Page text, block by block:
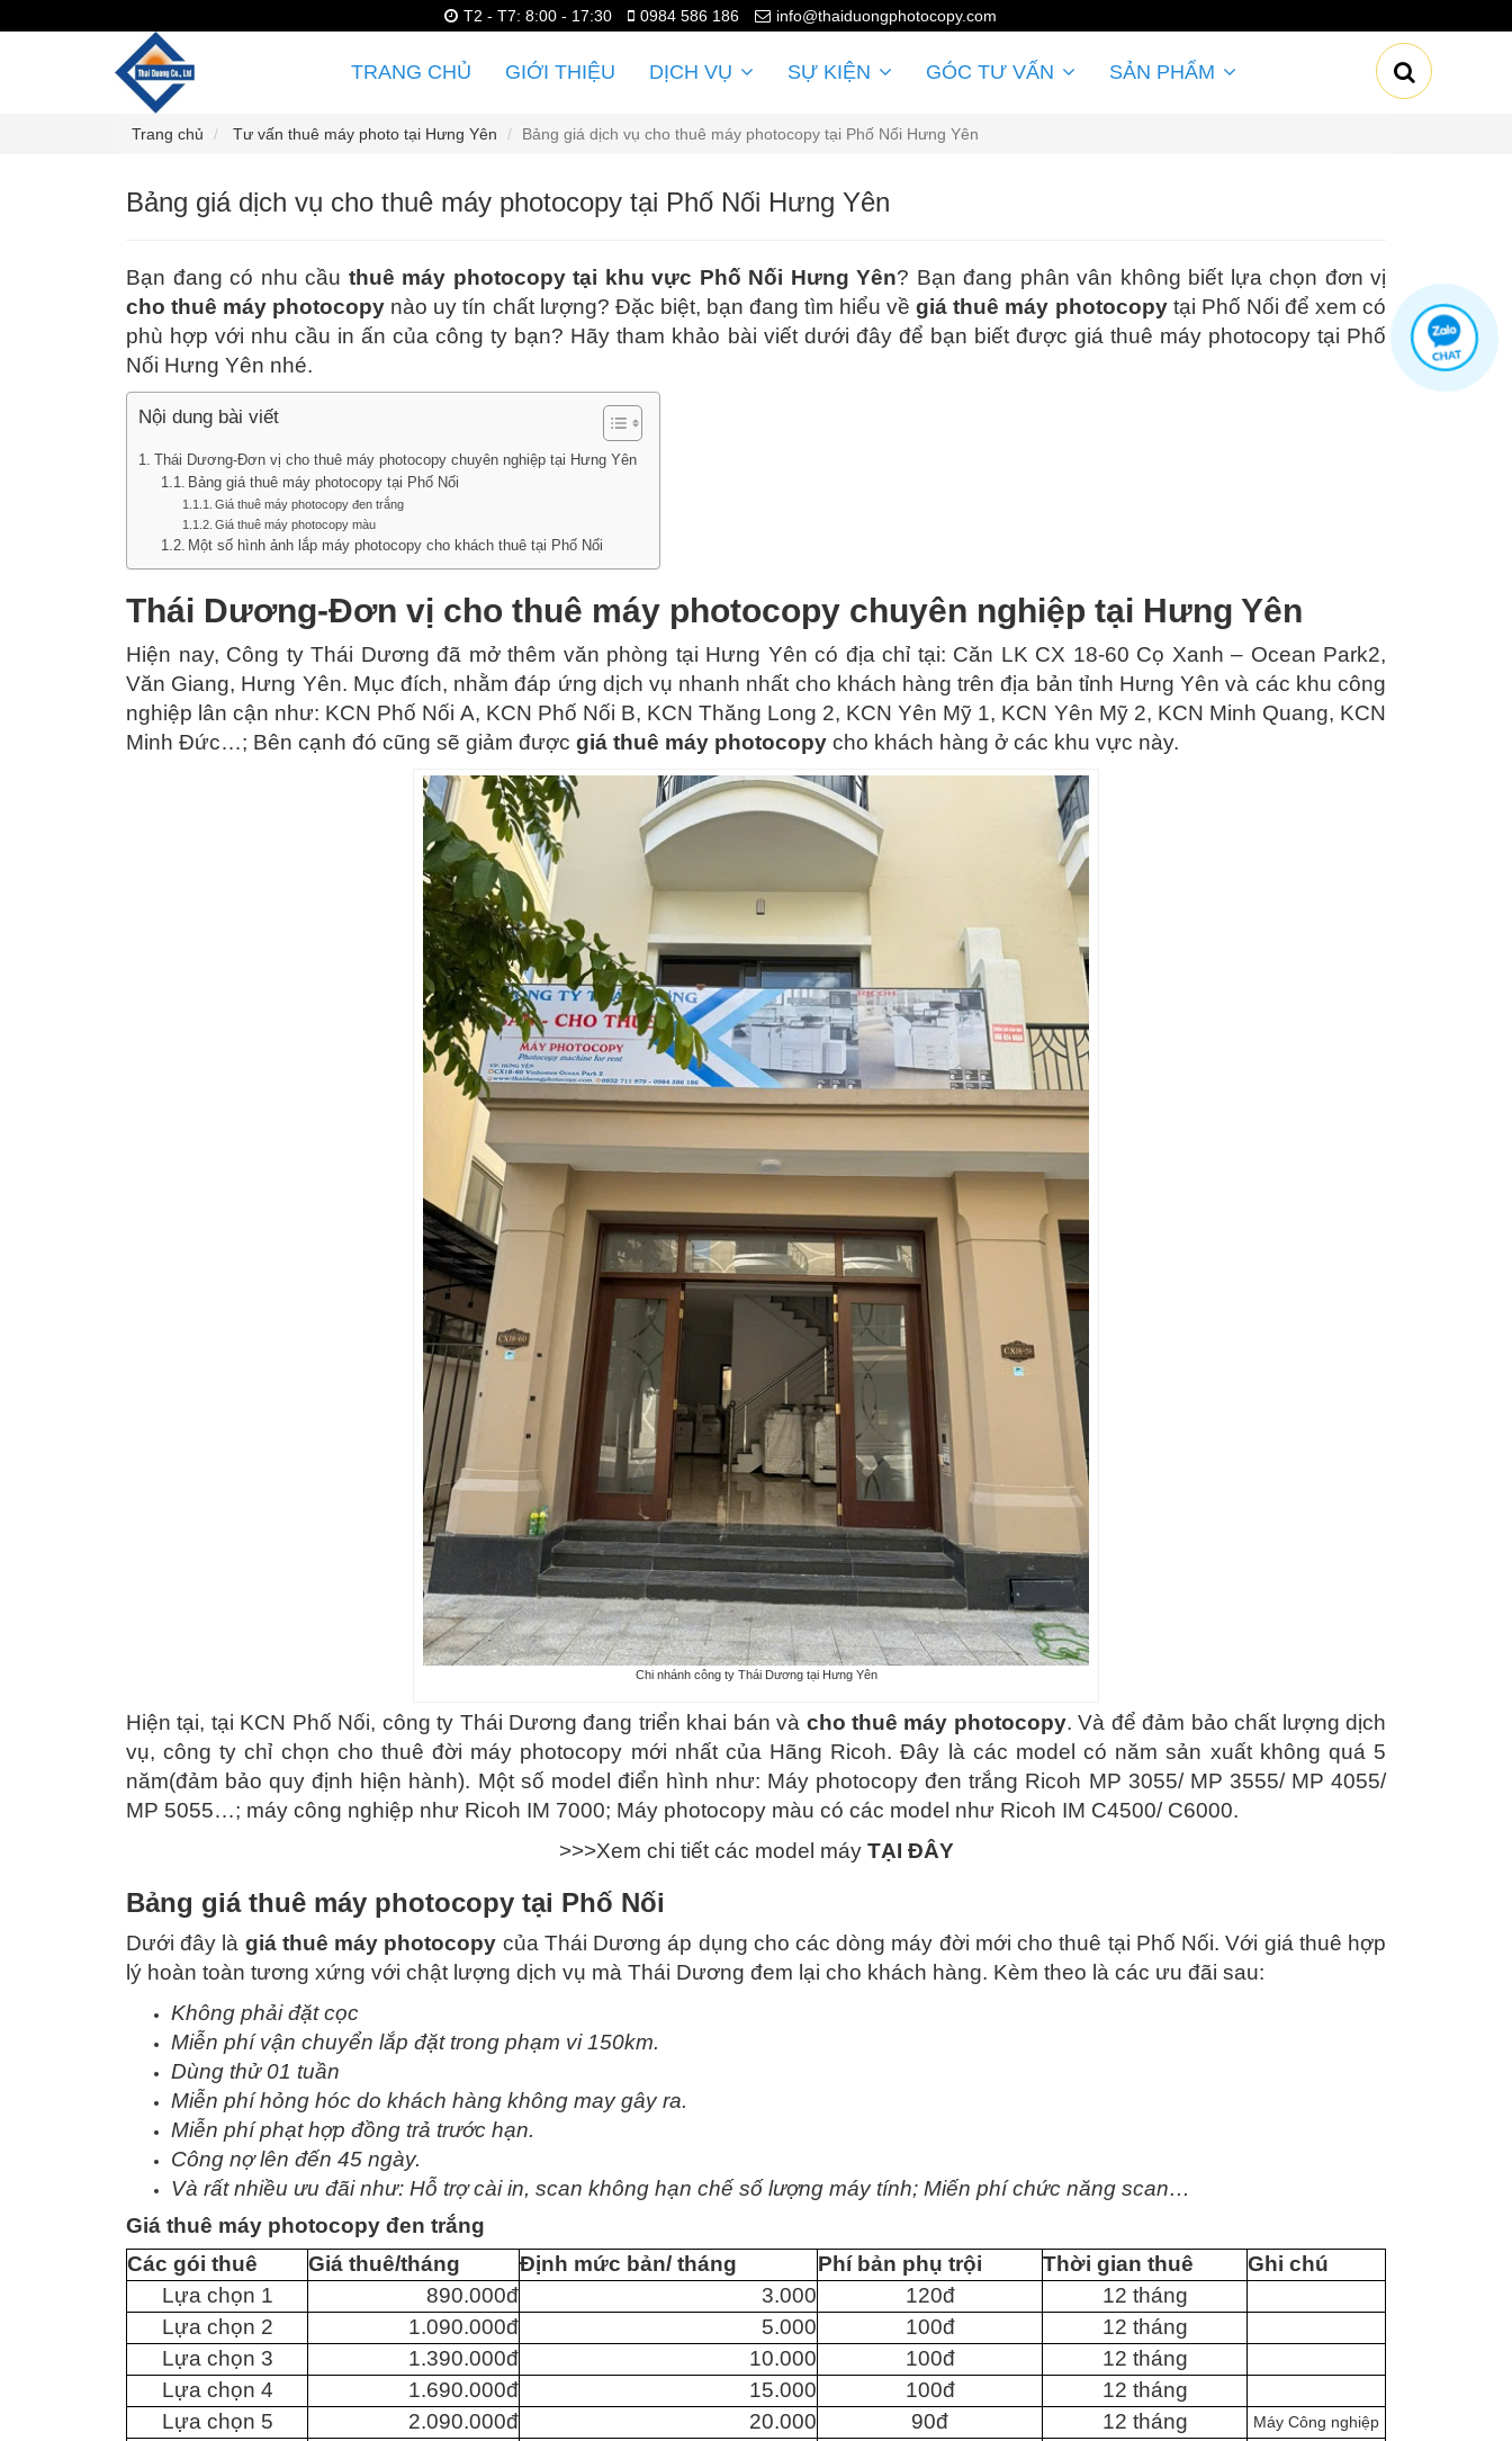
T2 - T7: 8:00 - 17:30 0984 586 186 info@thaiduongphotocopy.com
TRANG CHỦ GIỚI THIỆU DỊCH VỤ SỰ KIỆN GÓC TƯ VẤN SẢN PHẨM
Trang chủ Tư vấn thuê máy photo tại Hưng Yên Bảng giá dịch vụ cho thuê máy photocopy tại Phố Nối Hưng Yên
Bảng giá dịch vụ cho thuê máy photocopy tại Phố Nối Hưng Yên
Bạn đang có nhu cầu thuê máy photocopy tại khu vực Phố Nối Hưng Yên? Bạn đang phân vân không biết lựa chọn đơn vị
cho thuê máy photocopy nào uy tín chất lượng? Đặc biệt, bạn đang tìm hiểu vềgiá thuê máy photocopytại Phố Nối để xem có
phù hợp với nhu cầu in ấn của công ty bạn? Hãy tham khảo bài viết dưới đây để bạn biết được giá thuê máy photocopy tại Phố
Nối Hưng Yên nhé.
Nội dung bài viết
Thái Dương-Đơn vị cho thuê máy photocopy chuyên nghiệp tại Hưng Yên
Bảng giá thuê máy photocopy tại Phố Nối
Giá thuê máy photocopy đen trắng
Giá thuê máy photocopy màu
Một số hình ảnh lắp máy photocopy cho khách thuê tại Phố Nối
Thái Dương-Đơn vị cho thuê máy photocopy chuyên nghiệp tại Hưng Yên
Hiện nay, Công ty Thái Dương đã mở thêm văn phòng tại Hưng Yên có địa chỉ tại: Căn LK CX 18-60 Cọ Xanh – Ocean Park2,
Văn Giang, Hưng Yên. Mục đích, nhằm đáp ứng dịch vụ nhanh nhất cho khách hàng trên địa bản tỉnh Hưng Yên và các khu công
nghiệp lân cận như: KCN Phố Nối A, KCN Phố Nối B, KCN Thăng Long 2, KCN Yên Mỹ 1, KCN Yên Mỹ 2, KCN Minh Quang, KCN
Minh Đức…; Bên cạnh đó cũng sẽ giảm được giá thuê máy photocopy cho khách hàng ở các khu vực này.
Chi nhánh công ty Thái Dương tại Hưng Yên
Hiện tại, tại KCN Phố Nối, công ty Thái Dương đang triển khai bán và cho thuê máy photocopy. Và để đảm bảo chất lượng dịch
vụ, công ty chỉ chọn cho thuê đời máy photocopy mới nhất của Hãng Ricoh. Đây là các model có năm sản xuất không quá 5
năm(đảm bảo quy định hiện hành). Một số model điển hình như: Máy photocopy đen trắng Ricoh MP 3055/ MP 3555/ MP 4055/
MP 5055…; máy công nghiệp như Ricoh IM 7000; Máy photocopy màu có các model như Ricoh IM C4500/ C6000.
>>>Xem chi tiết các model máy TẠI ĐÂY
Bảng giá thuê máy photocopy tại Phố Nối
Dưới đây là giá thuê máy photocopy của Thái Dương áp dụng cho các dòng máy đời mới cho thuê tại Phố Nối. Với giá thuê hợp
lý hoàn toàn tương xứng với chật lượng dịch vụ mà Thái Dương đem lại cho khách hàng. Kèm theo là các ưu đãi sau:
Không phải đặt cọc
Miễn phí vận chuyển lắp đặt trong phạm vi 150km.
Dùng thử 01 tuần
Miễn phí hỏng hóc do khách hàng không may gây ra.
Miễn phí phạt hợp đồng trả trước hạn.
Công nợ lên đến 45 ngày.
Và rất nhiều ưu đãi như: Hỗ trợ cài in, scan không hạn chế số lượng máy tính; Miến phí chức năng scan…
Giá thuê máy photocopy đen trắng
Các gói thuê
Giá thuê/tháng Định mức bản/ tháng Phí bản phụ trội Thời gian thuê
Ghi chú
Lựa chọn 1
890.000đ 3.000 120đ
12 tháng
Lựa chọn 2
1.090.000đ 5.000 100đ
12 tháng
Lựa chọn 3
1.390.000đ 10.000 100đ
12 tháng
Lựa chọn 4
1.690.000đ 15.000 100đ
12 tháng
Lựa chọn 5
2.090.000đ 20.000 90đ 12 tháng Máy Công nghiệp